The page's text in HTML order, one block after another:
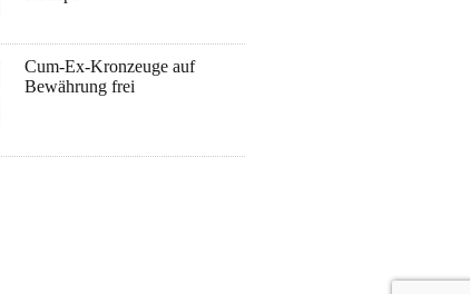
Cum-Ex-Kronzeuge auf
Bewährung frei